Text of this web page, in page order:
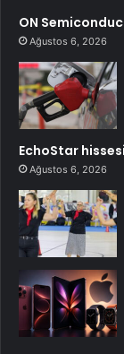
ON
Ağustos 6, 2026
EchoStar
Ağustos 6, 2026